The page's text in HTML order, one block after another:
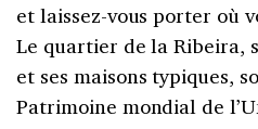
et laissez-vous porter où
Le quartier de la Ribeira,
et ses maisons typiques,
Patrimoine mondial de